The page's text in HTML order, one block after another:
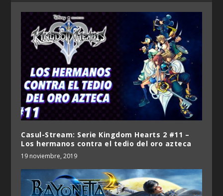
Casul-Stream: Serie Kingdom Hearts 2 #11 –
Los hermanos contra el tedio del oro azteca
19 noviembre, 2019